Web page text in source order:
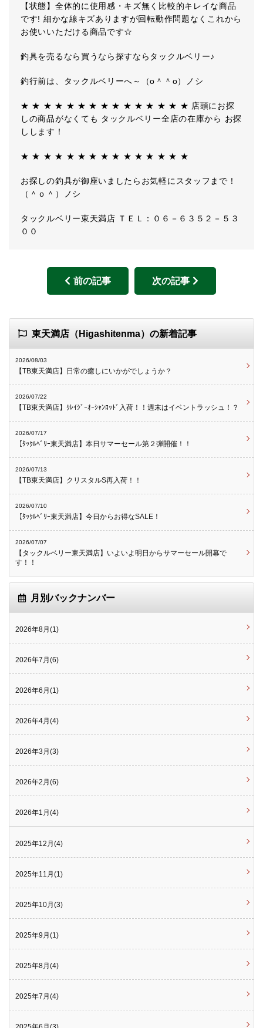
【状態】全体的に使用感・キズ無く比較的キレイな商品
です! 細かな線キズありますが回転動作問題なくこれから
お使いいただける商品です☆
釣具を売るなら買うなら探すならタックルベリー♪
釣行前は、タックルベリーへ～（o＾＾o）ノシ
★ ★ ★ ★ ★ ★ ★ ★ ★ ★ ★ ★ ★ ★ ★ 店頭にお探
しの商品がなくても タックルベリー全店の在庫から お探
しします！
★ ★ ★ ★ ★ ★ ★ ★ ★ ★ ★ ★ ★ ★ ★
お探しの釣具が御座いましたらお気軽にスタッフまで！
（＾ｏ＾）ノシ
タックルベリー東天満店 ＴＥＬ：０６－６３５２－５３
００
前の記事 次の記事
東天満店（Higashitenma）の新着記事
2026/08/03
【TB東天満店】日常の癒しにいかがでしょうか？
2026/07/22
【TB東天満店】ｸﾚｲｼﾞｰｵｰｼｬﾝﾛｯﾄﾞ入荷！！週末はイベントラッシュ！？
2026/07/17
【ﾀｯｸﾙﾍﾞﾘｰ東天満店】本日サマーセール第２弾開催！！
2026/07/13
【TB東天満店】クリスタルS再入荷！！
2026/07/10
【ﾀｯｸﾙﾍﾞﾘｰ東天満店】今日からお得なSALE！
2026/07/07
【タックルベリー東天満店】いよいよ明日からサマーセール開幕で
す！！
月別バックナンバー
2026年8月(1)
2026年7月(6)
2026年6月(1)
2026年4月(4)
2026年3月(3)
2026年2月(6)
2026年1月(4)
2025年12月(4)
2025年11月(1)
2025年10月(3)
2025年9月(1)
2025年8月(4)
2025年7月(4)